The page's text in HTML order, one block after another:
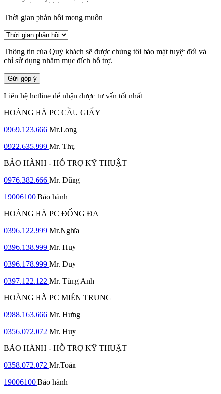
Thời gian phản hồi mong muốn
Thông tin của Quý khách sẽ được chúng tôi bảo mật tuyệt đối và
chỉ sử dụng nhằm mục đích hỗ trợ.
Gửi góp ý
Liên hệ hotline để nhận được tư vấn tốt nhất
HOÀNG HÀ PC CẦU GIẤY
0969.123.666 Mr.Long
0922.635.999 Mr. Thụ
BẢO HÀNH - HỖ TRỢ KỸ THUẬT
0976.382.666 Mr. Dũng
19006100 Bảo hành
HOÀNG HÀ PC ĐỐNG ĐA
0396.122.999 Mr.Nghĩa
0396.138.999 Mr. Huy
0396.178.999 Mr. Duy
0397.122.122 Mr. Tùng Anh
HOÀNG HÀ PC MIỀN TRUNG
0988.163.666 Mr. Hưng
0356.072.072 Mr. Huy
BẢO HÀNH - HỖ TRỢ KỸ THUẬT
0358.072.072 Mr.Toản
19006100 Bảo hành